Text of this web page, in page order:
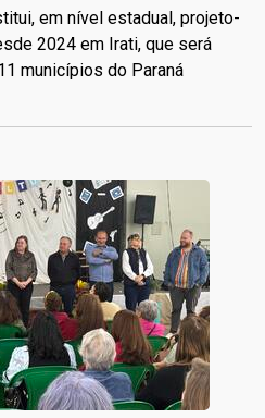
em nível estadual, projeto-
2024 em Irati, que será
municípios do Paraná